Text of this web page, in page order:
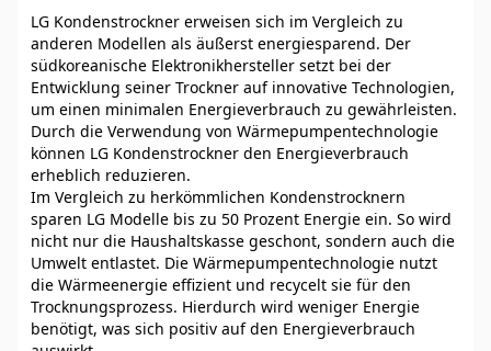
LG Kondenstrockner erweisen sich im Vergleich zu
anderen Modellen als äußerst energiesparend. Der
südkoreanische Elektronikhersteller setzt bei der
Entwicklung seiner Trockner auf innovative Technologien,
um einen minimalen Energieverbrauch zu gewährleisten.
Durch die Verwendung von Wärmepumpentechnologie
können LG Kondenstrockner den Energieverbrauch
erheblich reduzieren.
Im Vergleich zu herkömmlichen Kondenstrocknern
sparen LG Modelle bis zu 50 Prozent Energie ein. So wird
nicht nur die Haushaltskasse geschont, sondern auch die
Umwelt entlastet. Die Wärmepumpentechnologie nutzt
die Wärmeenergie effizient und recycelt sie für den
Trocknungsprozess. Hierdurch wird weniger Energie
benötigt, was sich positiv auf den Energieverbrauch